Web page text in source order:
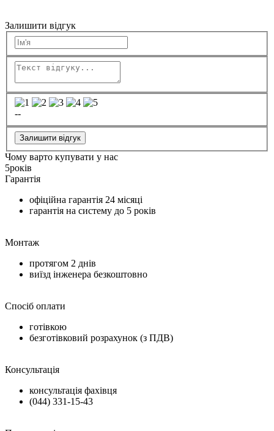
Залишити відгук
--
Залишити відгук
Чому варто купувати у нас
5років
Гарантія
офіційна гарантія 24 місяці
гарантія на систему до 5 років
Монтаж
протягом 2 днів
виїзд інженера безкоштовно
Спосіб оплати
готівкою
безготівковий розрахунок (з ПДВ)
Консультація
консультація фахівця
(044) 331-15-43